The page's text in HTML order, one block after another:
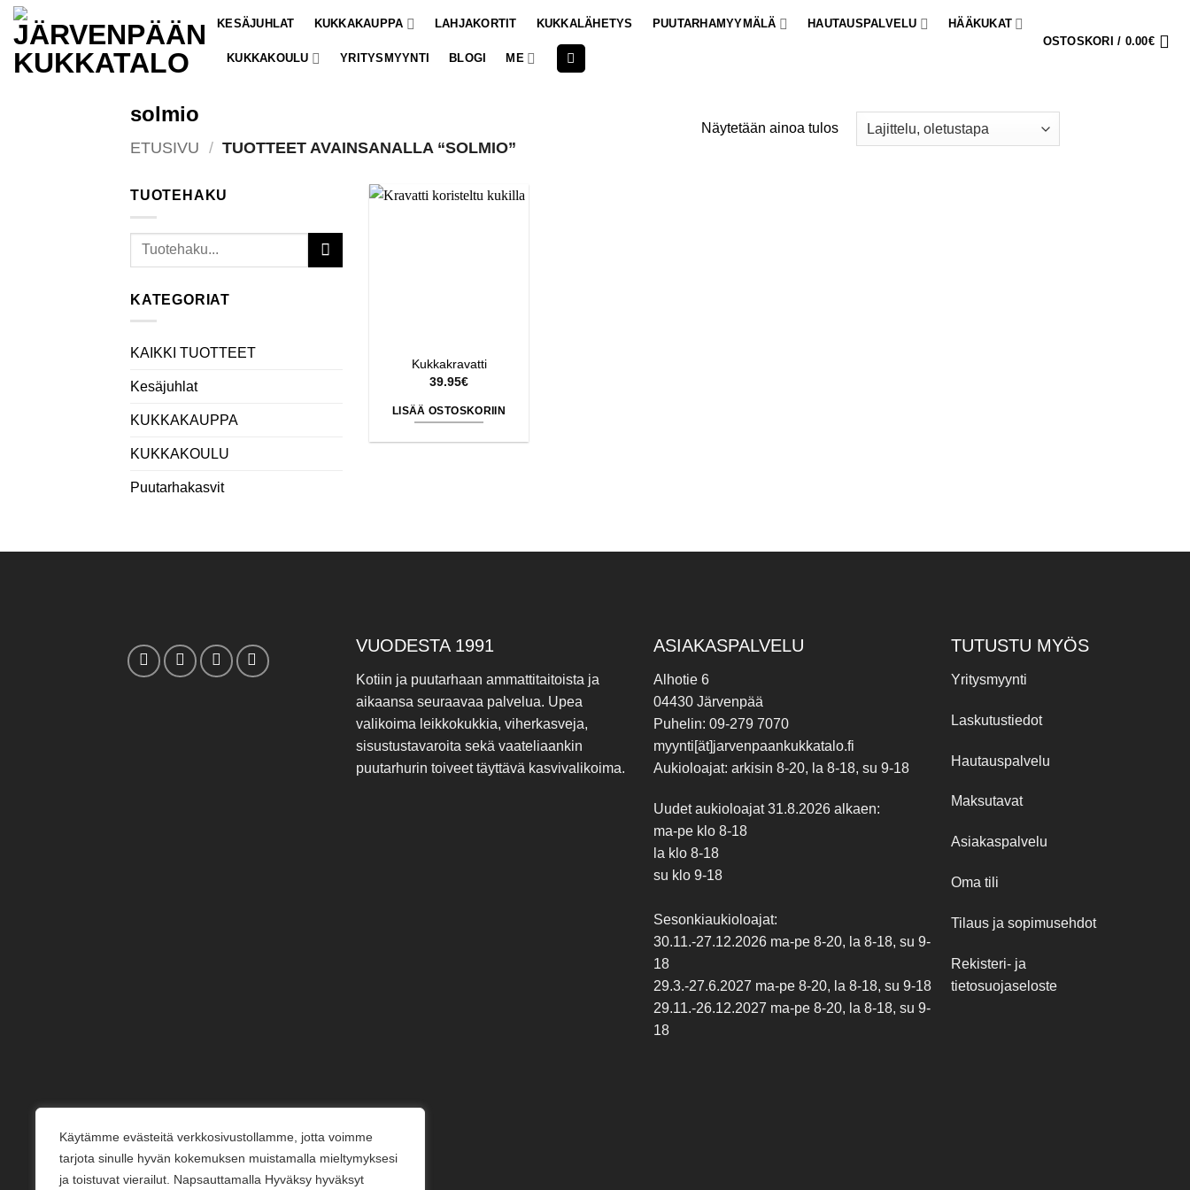
Käytämme evästeitä verkkosivustollamme, jotta voimme
tarjota sinulle hyvän kokemuksen muistamalla mieltymyksesi
ja toistuvat vierailut. Napsauttamalla Hyväksy hyväksyt
Skip
content
KESÄJUHLAT KUKKAKAUPPA LAHJAKORTIT KUKKALÄHETYS PUUTARHAMYYMÄLÄ HAUTAUSPALVELU HÄÄKUKAT
KUKKAKOULU YRITYSMYYNTI BLOGI ME
OSTOSKORI / 0.00€
solmio
ETUSIVU / TUOTTEET AVAINSANALLA “SOLMIO”
Näytetään ainoa tulos
TUOTEHAKU
Etsi:
KATEGORIAT
KAIKKI TUOTTEET
Kesäjuhlat
KUKKAKAUPPA
KUKKAKOULU
Puutarhakasvit
Kukkakravatti
39.95€
LISÄÄ OSTOSKORIIN
VUODESTA 1991
Kotiin ja puutarhaan ammattitaitoista ja
aikaansa seuraavaa palvelua. Upea
valikoima leikkokukkia, viherkasveja,
sisustustavaroita sekä vaateliaankin
puutarhurin toiveet täyttävä kasvivalikoima.
ASIAKASPALVELU
Alhotie 6
04430 Järvenpää
Puhelin: 09-279 7070
myynti[ät]jarvenpaankukkatalo.fi
Aukioloajat: arkisin 8-20, la 8-18, su 9-18
Uudet aukioloajat 31.8.2026 alkaen:
ma-pe klo 8-18
la klo 8-18
su klo 9-18
Sesonkiaukioloajat:
30.11.-27.12.2026 ma-pe 8-20, la 8-18, su 9-
18
29.3.-27.6.2027 ma-pe 8-20, la 8-18, su 9-18
29.11.-26.12.2027 ma-pe 8-20, la 8-18, su 9-
18
TUTUSTU MYÖS
Yritysmyynti
Laskutustiedot
Hautauspalvelu
Maksutavat
Asiakaspalvelu
Oma tili
Tilaus ja sopimusehdot
Rekisteri- ja
tietosuojaseloste